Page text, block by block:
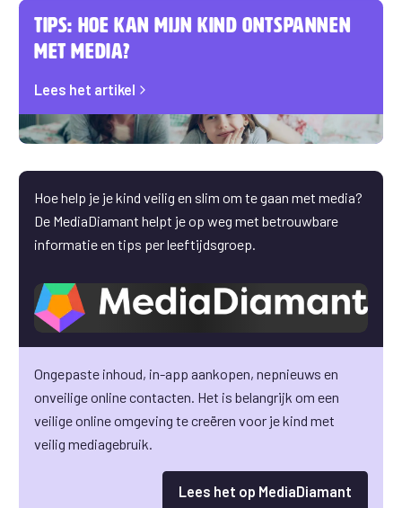
Tips: Hoe kan mijn kind ontspannen
met media?
Lees het artikel
Hoe help je je kind veilig en slim om te gaan met media?
De MediaDiamant helpt je op weg met betrouwbare
informatie en tips per leeftijdsgroep.
Ongepaste inhoud, in-app aankopen, nepnieuws en
onveilige online contacten. Het is belangrijk om een
veilige online omgeving te creëren voor je kind met
veilig mediagebruik.
Lees het op MediaDiamant